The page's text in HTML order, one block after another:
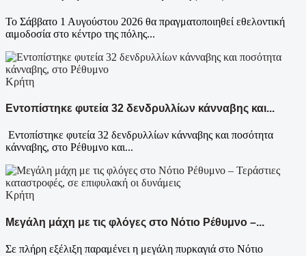
Το Σάββατο 1 Αυγούστου 2026 θα πραγματοποιηθεί εθελοντική
αιμοδοσία στο κέντρο της πόλης...
Κρήτη
Εντοπίστηκε φυτεία 32 δενδρυλλίων κάνναβης και...
Εντοπίστηκε φυτεία 32 δενδρυλλίων κάνναβης και ποσότητα
κάνναβης, στο Ρέθυμνο και...
Κρήτη
Μεγάλη μάχη με τις φλόγες στο Νότιο Ρέθυμνο –...
Σε πλήρη εξέλιξη παραμένει η μεγάλη πυρκαγιά στο Νότιο